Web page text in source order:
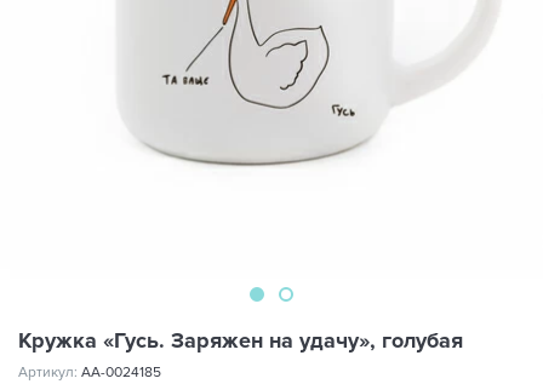
Кружка «Гусь. Заряжен на удачу», голубая
Артикул: AA-0024185